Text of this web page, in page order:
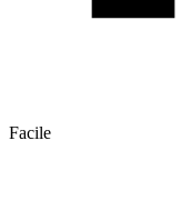
Facile